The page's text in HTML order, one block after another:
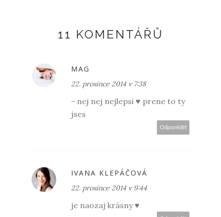
11 KOMENTÁŘŮ
MAG
22. prosince 2014 v 7:38
- nej nej nejlepsi ♥ prene to ty
jses
Odpovědět
IVANA KLEPÁČOVÁ
22. prosince 2014 v 9:44
je naozaj krásny ♥